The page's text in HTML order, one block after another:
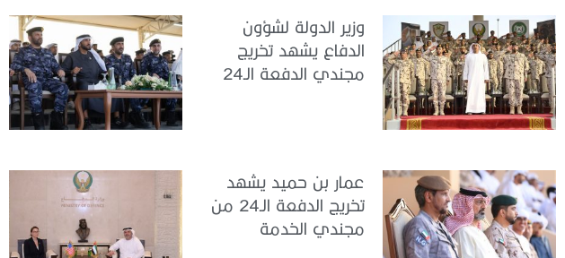
وزير الدولة لشؤون
الدفاع يشهد تخريج
مجندي الدفعة الـ24
عمار بن حميد يشهد
تخريج الدفعة الـ24 من
مجندي الخدمة